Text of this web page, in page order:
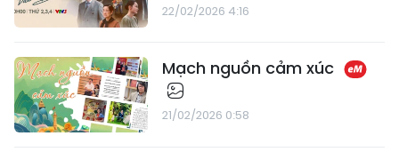
22/02/2026 4:16
Mạch nguồn cảm xúc
21/02/2026 0:58